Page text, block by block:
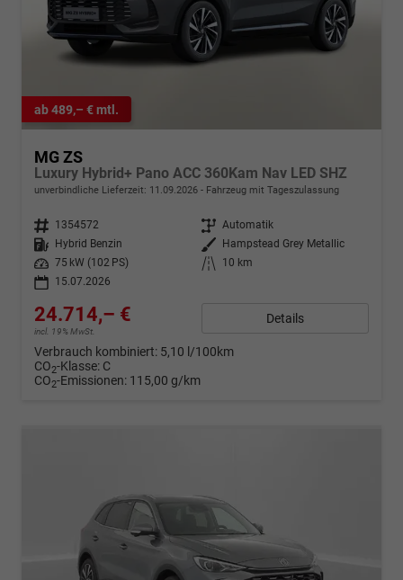
ab 489,– € mtl.
MG ZS
Luxury Hybrid+ Pano ACC 360Kam Nav LED SHZ
unverbindliche Lieferzeit: 11.09.2026 Fahrzeug mit Tageszulassung
Fahrzeugnr. 1354572 Getriebe Automatik
Kraftstoff
Hybrid Benzin Außenfarbe
Hampstead Grey Metallic
Leistung
75 kW (102 PS) Kilometerstand
10 km
15.07.2026
24.714,– €
incl. 19% MwSt.
Details
Verbrauch kombiniert: 5,10 l/100km
CO2-Klasse: C
CO2-Emissionen: 115,00 g/km